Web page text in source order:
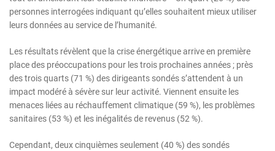
personnes interrogées indiquant qu’elles souhaitent mieux utiliser
leurs données au service de l’humanité.
Les résultats révèlent que la crise énergétique arrive en première
place des préoccupations pour les trois prochaines années ; près
des trois quarts (71 %) des dirigeants sondés s’attendent à un
impact modéré à sévère sur leur activité. Viennent ensuite les
menaces liées au réchauffement climatique (59 %), les problèmes
sanitaires (53 %) et les inégalités de revenus (52 %).
Cependant, deux cinquièmes seulement (40 %) des sondés